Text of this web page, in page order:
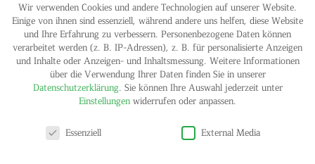
Axel Loytved
Wir verwenden Cookies und andere Technologien auf unserer Website.
Einige von ihnen sind essenziell, während andere uns helfen, diese Website
und Ihre Erfahrung zu verbessern. Personenbezogene Daten können
verarbeitet werden (z. B. IP-Adressen), z. B. für personalisierte Anzeigen
und Inhalte oder Anzeigen- und Inhaltsmessung. Weitere Informationen
über die Verwendung Ihrer Daten finden Sie in unserer
Datenschutzerklärung. Sie können Ihre Auswahl jederzeit unter
Einstellungen widerrufen oder anpassen.
Essenziell
External Media